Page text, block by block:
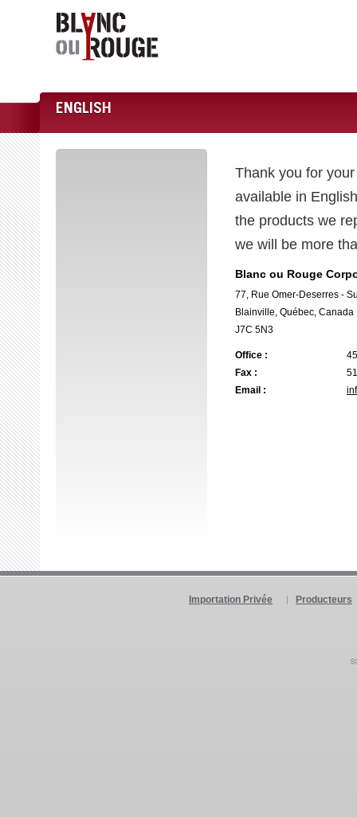
ENGLISH
Thank you for
available in
the products we
we will be more
Blanc ou Rouge
77, Rue Omer-Deserres -
Blainville, Québec, Canada
J7C 5N3
Office :
Fax :
Email :
Importation Privée Producteurs